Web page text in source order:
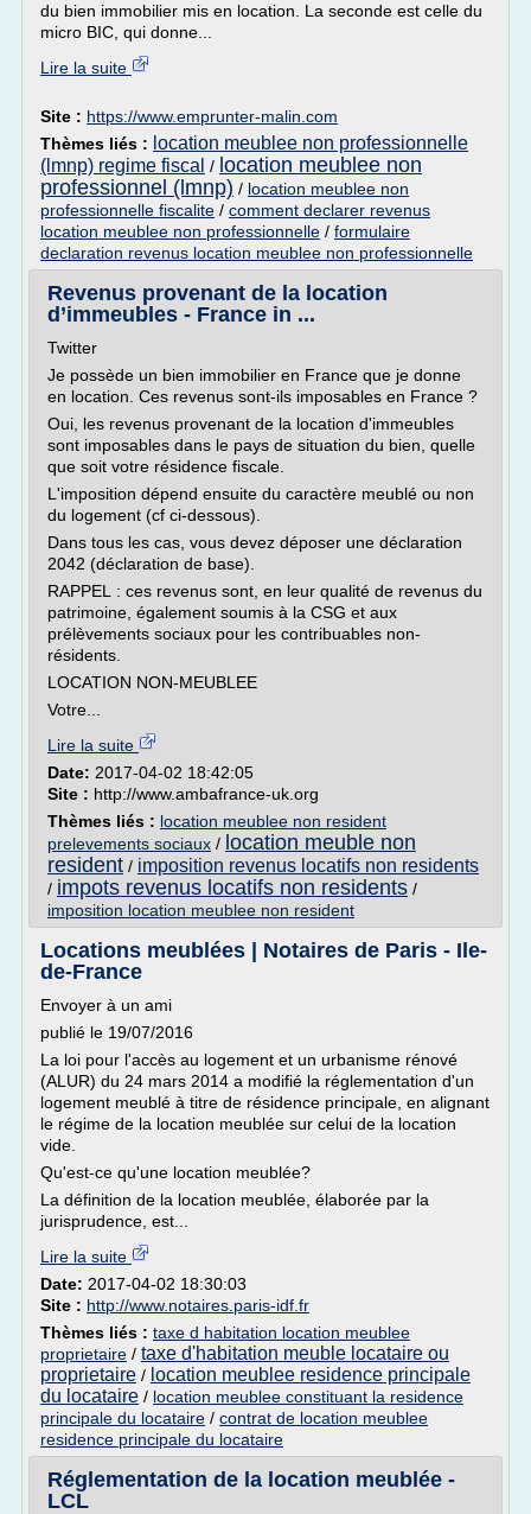
du bien immobilier mis en location. La seconde est celle du
micro BIC, qui donne...
Lire la suite
Site : https://www.emprunter-malin.com
Thèmes liés : location meublee non professionnelle
(lmnp) regime fiscal / location meublee non
professionnel (lmnp) / location meublee non
professionnelle fiscalite / comment declarer revenus
location meublee non professionnelle / formulaire
declaration revenus location meublee non professionnelle
Revenus provenant de la location
d’immeubles - France in ...
Twitter
Je possède un bien immobilier en France que je donne
en location. Ces revenus sont-ils imposables en France ?
Oui, les revenus provenant de la location d'immeubles
sont imposables dans le pays de situation du bien, quelle
que soit votre résidence fiscale.
L'imposition dépend ensuite du caractère meublé ou non
du logement (cf ci-dessous).
Dans tous les cas, vous devez déposer une déclaration
2042 (déclaration de base).
RAPPEL : ces revenus sont, en leur qualité de revenus du
patrimoine, également soumis à la CSG et aux
prélèvements sociaux pour les contribuables non-
résidents.
LOCATION NON-MEUBLEE
Votre...
Lire la suite
Date: 2017-04-02 18:42:05
Site : http://www.ambafrance-uk.org
Thèmes liés : location meublee non resident
prelevements sociaux / location meuble non
resident / imposition revenus locatifs non residents
/ impots revenus locatifs non residents /
imposition location meublee non resident
Locations meublées | Notaires de Paris - Ile-
de-France
Envoyer à un ami
publié le 19/07/2016
La loi pour l'accès au logement et un urbanisme rénové
(ALUR) du 24 mars 2014 a modifié la réglementation d'un
logement meublé à titre de résidence principale, en alignant
le régime de la location meublée sur celui de la location
vide.
Qu'est-ce qu'une location meublée?
La définition de la location meublée, élaborée par la
jurisprudence, est...
Lire la suite
Date: 2017-04-02 18:30:03
Site : http://www.notaires.paris-idf.fr
Thèmes liés : taxe d habitation location meublee
proprietaire / taxe d'habitation meuble locataire ou
proprietaire / location meublee residence principale
du locataire / location meublee constituant la residence
principale du locataire / contrat de location meublee
residence principale du locataire
Réglementation de la location meublée -
LCL